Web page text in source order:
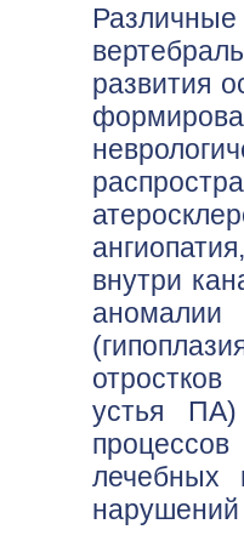
развития
внутри
устья ПА)
лечебных
нарушений